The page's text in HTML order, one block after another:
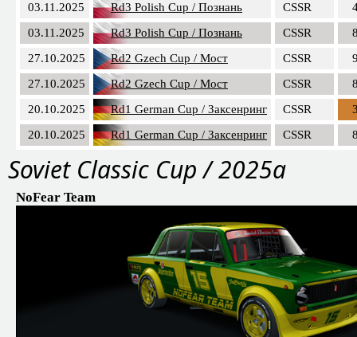
03.11.2025
Rd3 Polish Cup / Познань CSSR
03.11.2025
Rd3 Polish Cup / Познань CSSR
27.10.2025
Rd2 Gzech Cup / Мост CSSR
27.10.2025
Rd2 Gzech Cup / Мост CSSR
20.10.2025
Rd1 German Cup / Заксенринг CSSR
20.10.2025
Rd1 German Cup / Заксенринг CSSR
Soviet Classic Cup / 2025a
NoFear Team